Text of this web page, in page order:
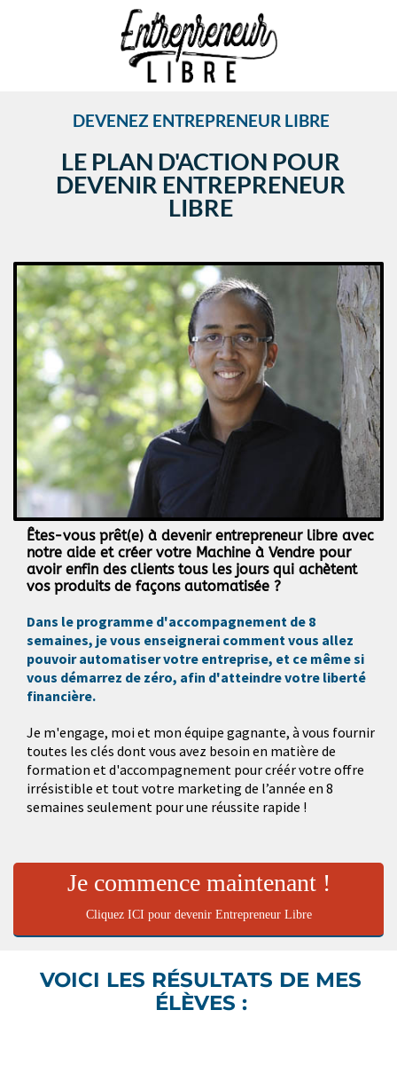
DEVENEZ ENTREPRENEUR LIBRE
LE PLAN D'ACTION POUR
DEVENIR ENTREPRENEUR
LIBRE
Êtes-vous prêt(e) à devenir entrepreneur libre avec
notre aide et créer votre Machine à Vendre pour
avoir enfin des clients tous les jours qui achètent
vos produits de façons automatisée ?
Dans le programme d'accompagnement de 8
semaines, je vous enseignerai comment vous allez
pouvoir automatiser votre entreprise, et ce même si
vous démarrez de zéro, afin d'atteindre votre liberté
financière.
Je m'engage, moi et mon équipe gagnante, à vous fournir
toutes les clés dont vous avez besoin en matière de
formation et d'accompagnement pour créér votre offre
irrésistible et tout votre marketing de l’année en 8
semaines seulement pour une réussite rapide !
Je commence maintenant !
Cliquez ICI pour devenir Entrepreneur Libre
VOICI LES RÉSULTATS DE MES
ÉLÈVES :